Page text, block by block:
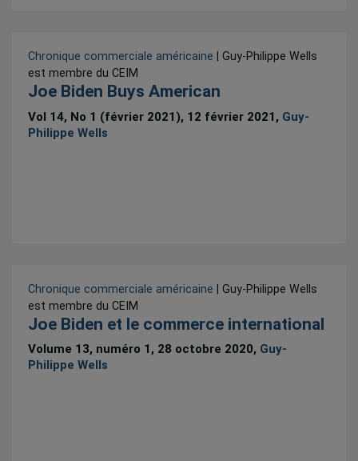
Chronique commerciale américaine | Guy-Philippe Wells
est membre du CEIM
Joe Biden Buys American
Vol 14, No 1 (février 2021), 12 février 2021, Guy-
Philippe Wells
Chronique commerciale américaine | Guy-Philippe Wells
est membre du CEIM
Joe Biden et le commerce international
Volume 13, numéro 1, 28 octobre 2020, Guy-
Philippe Wells